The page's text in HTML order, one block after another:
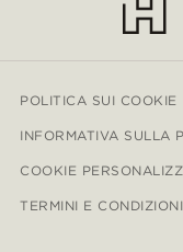
POLITICA SUI COOKIE
INFORMATIVA SULLA
COOKIE
TERMINI E CONDIZIONI